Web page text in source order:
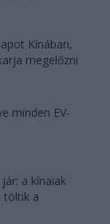
Kínában,
megelőzni
minden EV-
a kínaiak
töltik a